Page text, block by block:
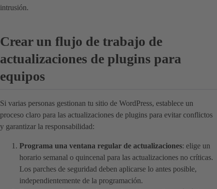
intrusión.
Crear un flujo de trabajo de
actualizaciones de plugins para
equipos
Si varias personas gestionan tu sitio de WordPress, establece un
proceso claro para las actualizaciones de plugins para evitar conflictos
y garantizar la responsabilidad:
Programa una ventana regular de actualizaciones: elige un
horario semanal o quincenal para las actualizaciones no críticas.
Los parches de seguridad deben aplicarse lo antes posible,
independientemente de la programación.